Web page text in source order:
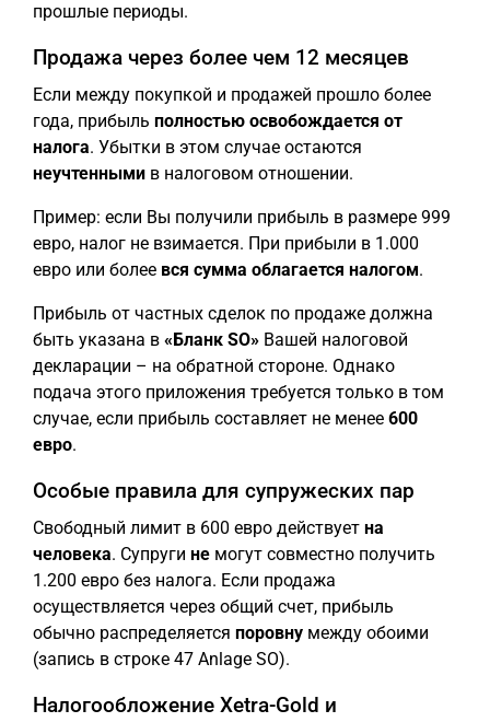
прошлые периоды.
Продажа через более чем 12 месяцев
Если между покупкой и продажей прошло более
года, прибыль полностью освобождается от
налога. Убытки в этом случае остаются
неучтенными в налоговом отношении.
Пример: если Вы получили прибыль в размере 999
евро, налог не взимается. При прибыли в 1.000
евро или более вся сумма облагается налогом.
Прибыль от частных сделок по продаже должна
быть указана в «Бланк SO» Вашей налоговой
декларации – на обратной стороне. Однако
подача этого приложения требуется только в том
случае, если прибыль составляет не менее 600
евро.
Особые правила для супружеских пар
Свободный лимит в 600 евро действует на
человека. Супруги не могут совместно получить
1.200 евро без налога. Если продажа
осуществляется через общий счет, прибыль
обычно распределяется поровну между обоими
(запись в строке 47 Anlage SO).
Налогообложение Xetra-Gold и